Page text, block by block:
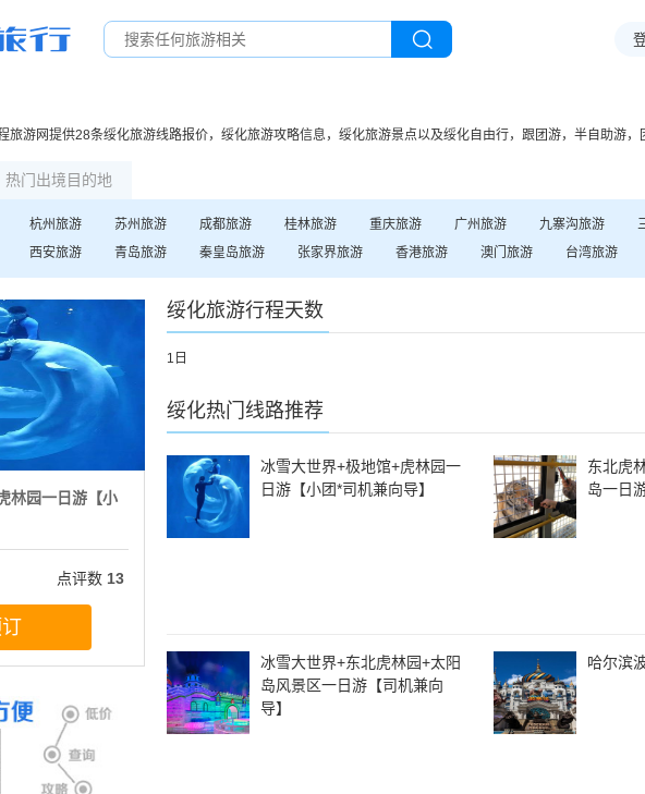
旅游网提供28条绥化旅游线路报价， 绥化旅游攻略信息， 绥化旅游景点以及绥化自由行，跟团游，半自助游
热门出境目的地
杭州旅游 苏州旅游 成都旅游 桂林旅游 重庆旅游 广州旅游 九寨沟旅游
西安旅游 青岛旅游 秦皇岛旅游 张家界旅游 香港旅游 澳门 旅游 台湾旅游
林园一日游【小
点评数 13
绥化旅游行程天数
1日
绥化热门线路推荐
冰雪大世界+极地馆+虎林园一
日游【小团*司机兼向导】
东北虎
岛一日
冰雪大世界+东北虎林园+太阳
岛风景区一日游【司机兼向
导】
哈尔滨